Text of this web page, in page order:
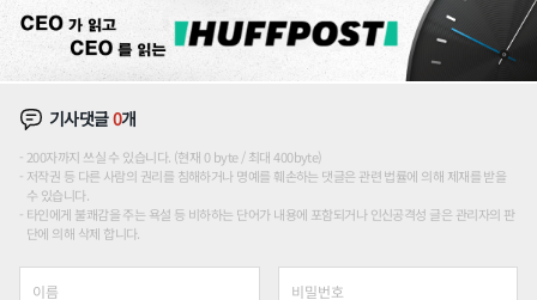
기사댓글0개
200자까지 쓰실 수 있습니다. (현재 0 byte / 최대 400byte)
저작권 등 다른 사람의 권리를 침해하거나 명예를 훼손하는 댓글은 관련 법률에 의해 제재를 받을
수 있습니다.
타인에게 불쾌감을 주는 욕설 등 비하하는 단어가 내용에 포함되거나 인신공격성 글은 관리자의 판
단에 의해 삭제 합니다.